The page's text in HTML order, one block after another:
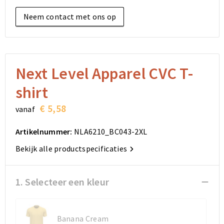
Elektronica, Gadgets en USB
Sleutelhangers en Lanyards
Anti-stress
Lampen en Gereedschap
Aanstekers
Snoepgoed
Sinterklaas
Reistassensets
Goodiebags
Golftassen
Opvouwbare tassen
Autotassen
Matrozentassen
Schoudertassen
Rugzakken
Bodywarmers
Kleding sets
Reistassensets
Goodiebags
Golftassen
Opvouwbare tassen
Autotassen
Matrozentassen
Schoudertassen
Rugzakken
Overhemden
Jassen
Broeken en Rokken
Schoenen
Neem contact met ons op
Next Level Apparel CVC T-
shirt
vanaf € 5,58
Artikelnummer: NLA6210_BC043-2XL
Bekijk alle productspecificaties
1. Selecteer een kleur
Banana Cream